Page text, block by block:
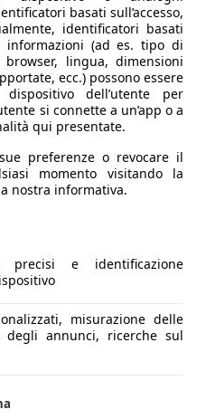
basati sull’accesso,
identificatori basati
(ad es. tipo di
lingua, dimensioni
ecc.) possono essere
dell’utente per
si connette a un’app o a
qui presentate.
preferenze o revocare il
momento visitando la
nostra informativa.
precisi e identificazione
misurazione delle
annunci, ricerche sul